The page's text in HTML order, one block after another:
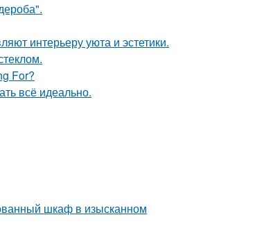
интерьеру уюта и эстетики.
For?
всё идеально.
шкаф в изысканном